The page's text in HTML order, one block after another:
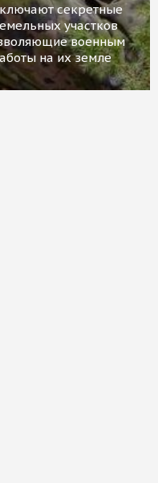
секретные
участков
военным
на их земле